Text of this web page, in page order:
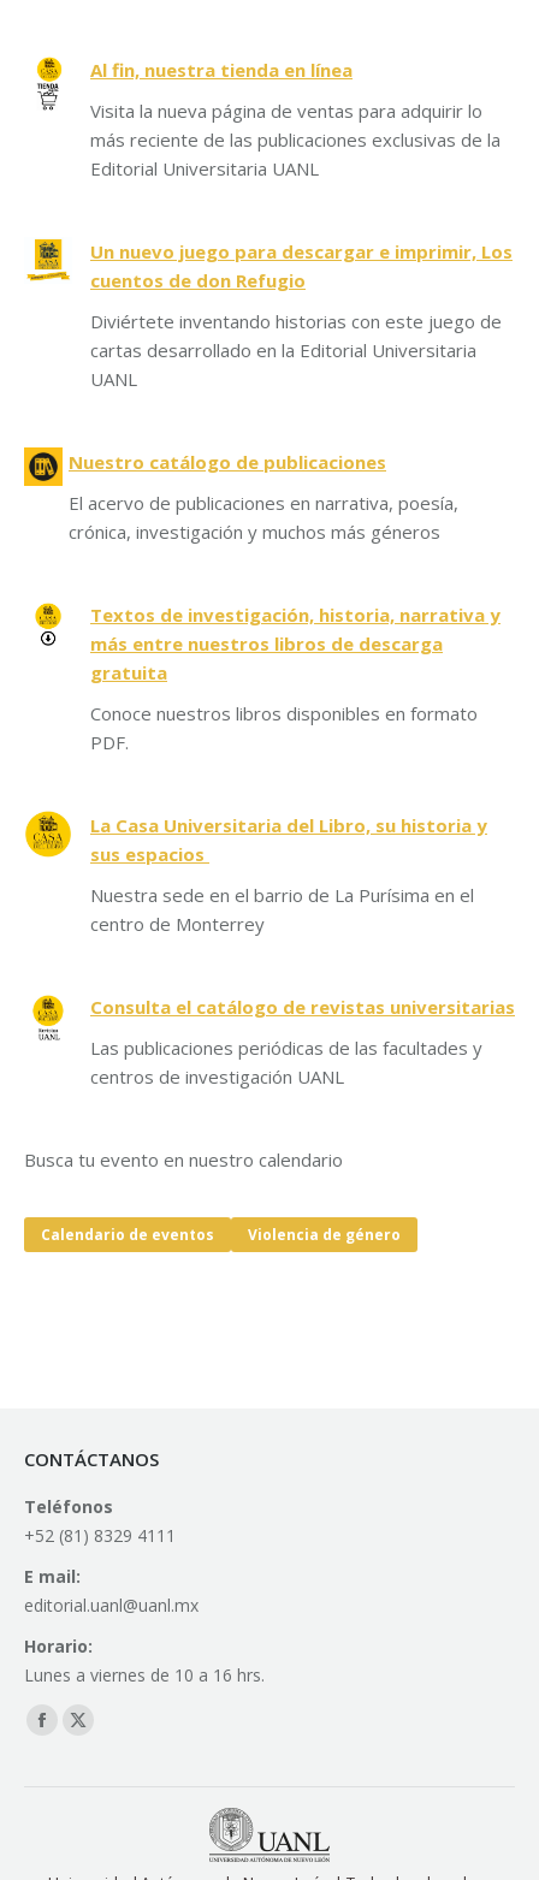
Al fin, nuestra tienda en línea
Visita la nueva página de ventas para adquirir lo
más reciente de las publicaciones exclusivas de la
Editorial Universitaria UANL
Un nuevo juego para descargar e imprimir, Los
cuentos de don Refugio
Diviértete inventando historias con este juego de
cartas desarrollado en la Editorial Universitaria
UANL
Nuestro catálogo de publicaciones
El acervo de publicaciones en narrativa, poesía,
crónica, investigación y muchos más géneros
Textos de investigación, historia, narrativa y
más entre nuestros libros de descarga
gratuita
Conoce nuestros libros disponibles en formato
PDF.
La Casa Universitaria del Libro, su historia y
sus espacios
Nuestra sede en el barrio de La Purísima en el
centro de Monterrey
Consulta el catálogo de revistas universitarias
Las publicaciones periódicas de las facultades y
centros de investigación UANL
Busca tu evento en nuestro calendario
Calendario de eventos Violencia de género
CONTÁCTANOS
Teléfonos
+52 (81) 8329 4111
E mail:
editorial.uanl@uanl.mx
Horario:
Lunes a viernes de 10 a 16 hrs.
Find us on:
Facebook
X